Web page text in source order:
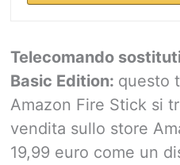
Telecomando
Basic Edition: questo
Amazon Fire Stick si
vendita sullo store
19,99 euro come un